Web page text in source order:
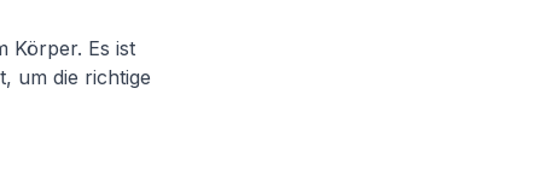
Körper. Es ist
um die richtige